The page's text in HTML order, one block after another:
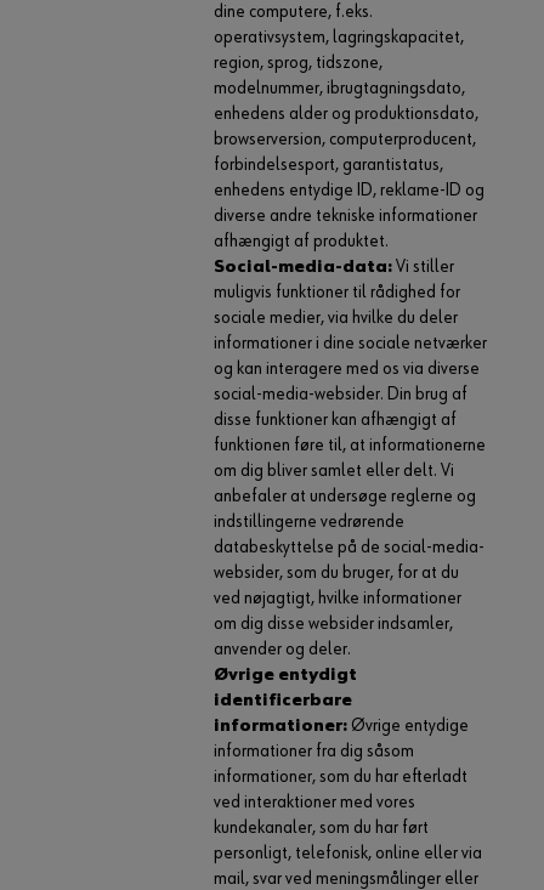
dine computere, f.eks.
operativsystem, lagringskapacitet,
region, sprog, tidszone,
modelnummer, ibrugtagningsdato,
enhedens alder og produktionsdato,
browserversion, computerproducent,
forbindelsesport, garantistatus,
enhedens entydige ID, reklame-ID og
diverse andre tekniske informationer
afhængigt af produktet.
Social-media-data:Vi stiller
muligvis funktioner til rådighed for
sociale medier, via hvilke du deler
informationer i dine sociale netværker
og kan interagere med os via diverse
social-media-websider. Din brug af
disse funktioner kan afhængigt af
funktionen føre til, at informationerne
om dig bliver samlet eller delt. Vi
anbefaler at undersøge reglerne og
indstillingerne vedrørende
databeskyttelse på de social-media-
websider, som du bruger, for at du
ved nøjagtigt, hvilke informationer
om dig disse websider indsamler,
anvender og deler.
Øvrige entydigt
identificerbare
informationer:Øvrige entydige
informationer fra dig såsom
informationer, som du har efterladt
ved interaktioner med vores
kundekanaler, som du har ført
personligt, telefonisk, online eller via
mail, svar ved meningsmålinger eller